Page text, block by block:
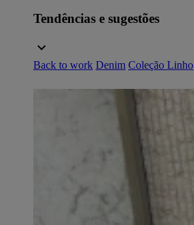
Tendências e sugestões
Back to work Denim Coleção Linho